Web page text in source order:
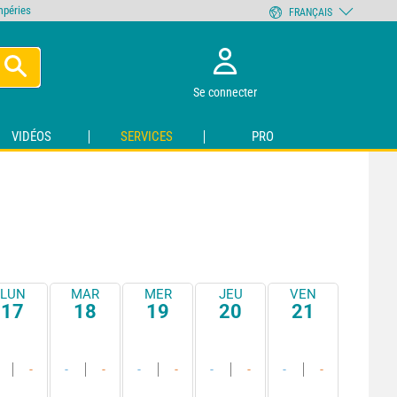
Se connecter
VIDÉOS SERVICES PRO
LUN
17
-
MAR
18
- -
MER
19
- -
JEU
20
- -
VEN
21
- -
FRANÇAIS